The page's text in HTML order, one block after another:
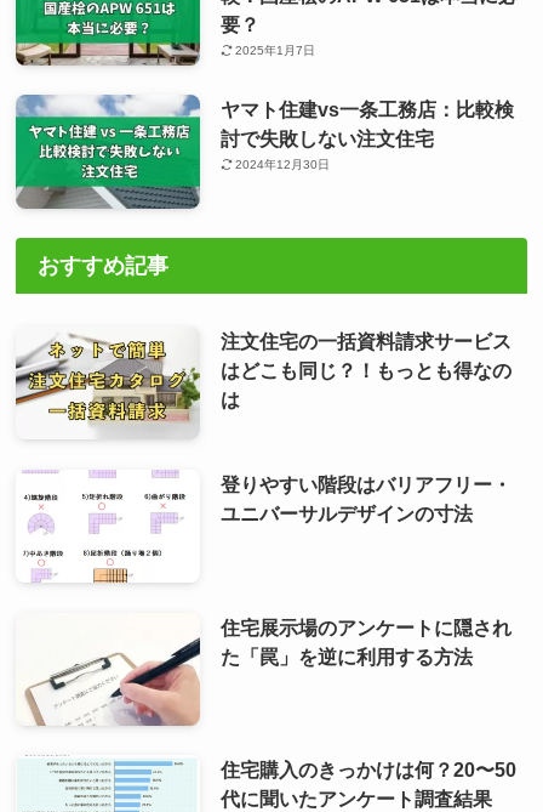
要？
2025年1月7日
ヤマト住建vs一条工務店：比較検
討で失敗しない注文住宅
2024年12月30日
おすすめ記事
注文住宅の一括資料請求サービス
はどこも同じ？！もっとも得なの
は
登りやすい階段はバリアフリー・
ユニバーサルデザインの寸法
住宅展示場のアンケートに隠され
た「罠」を逆に利用する方法
住宅購入のきっかけは何？20〜50
代に聞いたアンケート調査結果